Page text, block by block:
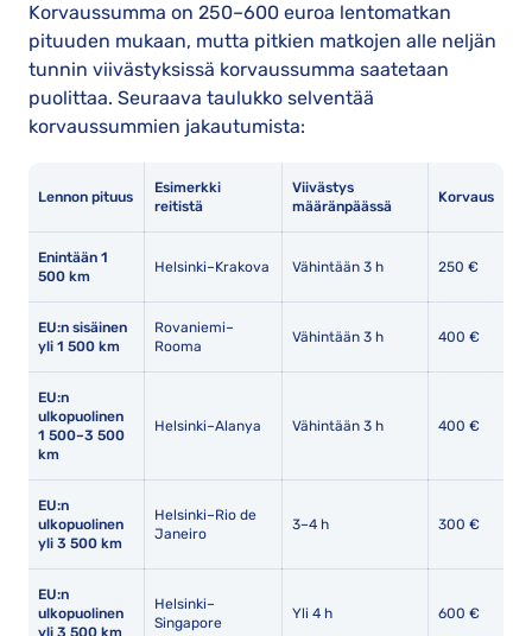
Korvaussumma on 250–600 euroa lentomatkan
pituuden mukaan, mutta pitkien matkojen alle neljän
tunnin viivästyksissä korvaussumma saatetaan
puolittaa. Seuraava taulukko selventää
korvaussummien jakautumista:
Lennon pituus
Esimerkki
reitistä
Viivästys
määränpäässä
Korvaus
Enintään 1
500 km
Helsinki–Krakova Vähintään 3 h 250 €
EU:n sisäinen
yli 1 500 km
Rovaniemi–
Rooma
Vähintään 3 h 400 €
EU:n
ulkopuolinen
1 500–3 500
km
Helsinki–Alanya Vähintään 3 h 400 €
EU:n
ulkopuolinen
yli 3 500 km
Helsinki–Rio de
Janeiro
3–4 h 300 €
EU:n
ulkopuolinen
yli 3 500 km
Helsinki–
Singapore
Yli 4 h 600 €